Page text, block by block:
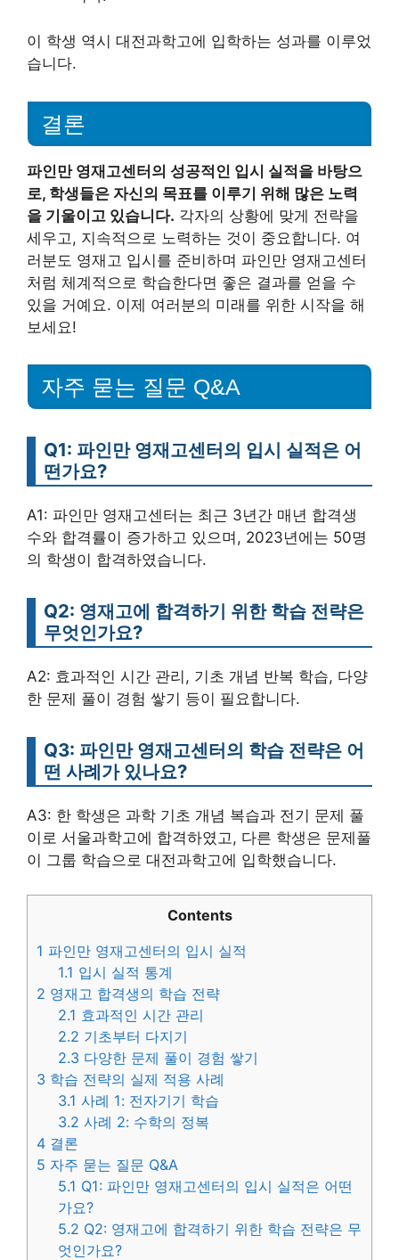
이 학생 역시 대전과학고에 입학하는 성과를 이루었
습니다.
결론
파인만 영재고센터의 성공적인 입시 실적을 바탕으
로, 학생들은 자신의 목표를 이루기 위해 많은 노력
을 기울이고 있습니다. 각자의 상황에 맞게 전략을
세우고, 지속적으로 노력하는 것이 중요합니다. 여
러분도 영재고 입시를 준비하며 파인만 영재고센터
처럼 체계적으로 학습한다면 좋은 결과를 얻을 수
있을 거예요. 이제 여러분의 미래를 위한 시작을 해
보세요!
자주 묻는 질문 Q&A
Q1: 파인만 영재고센터의 입시 실적은 어
떤가요?
A1: 파인만 영재고센터는 최근 3년간 매년 합격생
수와 합격률이 증가하고 있으며, 2023년에는 50명
의 학생이 합격하였습니다.
Q2: 영재고에 합격하기 위한 학습 전략은
무엇인가요?
A2: 효과적인 시간 관리, 기초 개념 반복 학습, 다양
한 문제 풀이 경험 쌓기 등이 필요합니다.
Q3: 파인만 영재고센터의 학습 전략은 어
떤 사례가 있나요?
A3: 한 학생은 과학 기초 개념 복습과 전기 문제 풀
이로 서울과학고에 합격하였고, 다른 학생은 문제풀
이 그룹 학습으로 대전과학고에 입학했습니다.
Contents
1 파인만 영재고센터의 입시 실적
1.1 입시 실적 통계
2 영재고 합격생의 학습 전략
2.1 효과적인 시간 관리
2.2 기초부터 다지기
2.3 다양한 문제 풀이 경험 쌓기
3 학습 전략의 실제 적용 사례
3.1 사례 1: 전자기기 학습
3.2 사례 2: 수학의 정복
4 결론
5 자주 묻는 질문 Q&A
5.1 Q1: 파인만 영재고센터의 입시 실적은 어떤
가요?
5.2 Q2: 영재고에 합격하기 위한 학습 전략은 무
엇인가요?